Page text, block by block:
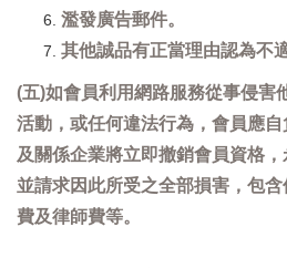
濫發廣告郵件。
其他誠品有正當理由認為不
(五)如會員利用網路服務從事侵害
活動，或任何違法行為，會員應
及關係企業將立即撤銷會員資格，
並請求因此所受之全部損害，包
費及律師費等。